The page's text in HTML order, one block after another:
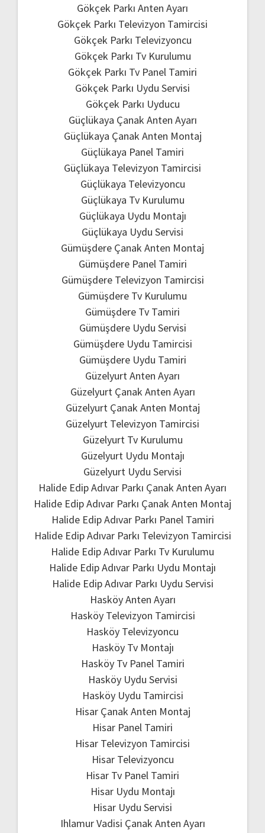
Gökçek Parkı Anten Ayarı
Gökçek Parkı Televizyon Tamircisi
Gökçek Parkı Televizyoncu
Gökçek Parkı Tv Kurulumu
Gökçek Parkı Tv Panel Tamiri
Gökçek Parkı Uydu Servisi
Gökçek Parkı Uyducu
Güçlükaya Çanak Anten Ayarı
Güçlükaya Çanak Anten Montaj
Güçlükaya Panel Tamiri
Güçlükaya Televizyon Tamircisi
Güçlükaya Televizyoncu
Güçlükaya Tv Kurulumu
Güçlükaya Uydu Montajı
Güçlükaya Uydu Servisi
Gümüşdere Çanak Anten Montaj
Gümüşdere Panel Tamiri
Gümüşdere Televizyon Tamircisi
Gümüşdere Tv Kurulumu
Gümüşdere Tv Tamiri
Gümüşdere Uydu Servisi
Gümüşdere Uydu Tamircisi
Gümüşdere Uydu Tamiri
Güzelyurt Anten Ayarı
Güzelyurt Çanak Anten Ayarı
Güzelyurt Çanak Anten Montaj
Güzelyurt Televizyon Tamircisi
Güzelyurt Tv Kurulumu
Güzelyurt Uydu Montajı
Güzelyurt Uydu Servisi
Halide Edip Adıvar Parkı Çanak Anten Ayarı
Halide Edip Adıvar Parkı Çanak Anten Montaj
Halide Edip Adıvar Parkı Panel Tamiri
Halide Edip Adıvar Parkı Televizyon Tamircisi
Halide Edip Adıvar Parkı Tv Kurulumu
Halide Edip Adıvar Parkı Uydu Montajı
Halide Edip Adıvar Parkı Uydu Servisi
Hasköy Anten Ayarı
Hasköy Televizyon Tamircisi
Hasköy Televizyoncu
Hasköy Tv Montajı
Hasköy Tv Panel Tamiri
Hasköy Uydu Servisi
Hasköy Uydu Tamircisi
Hisar Çanak Anten Montaj
Hisar Panel Tamiri
Hisar Televizyon Tamircisi
Hisar Televizyoncu
Hisar Tv Panel Tamiri
Hisar Uydu Montajı
Hisar Uydu Servisi
Ihlamur Vadisi Çanak Anten Ayarı